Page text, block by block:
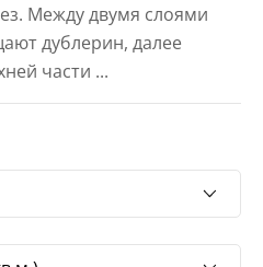
Между двумя слоями
дублерин, далее
части ...